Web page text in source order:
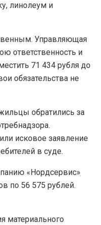
линолеум и
Управляющая
ответственность и
71 434 рубля до
обязательства не
обратились за
исковое заявление
в суде.
«Нордсервис»
по 56 575 рублей.
материального